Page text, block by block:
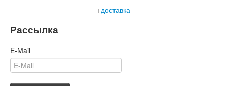
+доставка
Рассылка
E-Mail